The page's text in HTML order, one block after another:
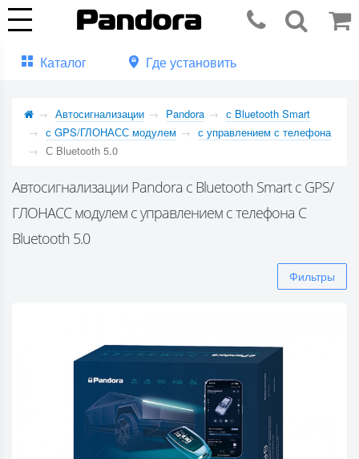
Каталог Где установить
Автосигнализации Pandora
с Bluetooth Smart
с GPS/ГЛОНАСС модулем
с управлением с телефона
С Bluetooth 5.0
Автосигнализации Pandora с Bluetooth Smart с GPS/
ГЛОНАСС модулем с управлением с телефона С
Bluetooth 5.0
Фильтры